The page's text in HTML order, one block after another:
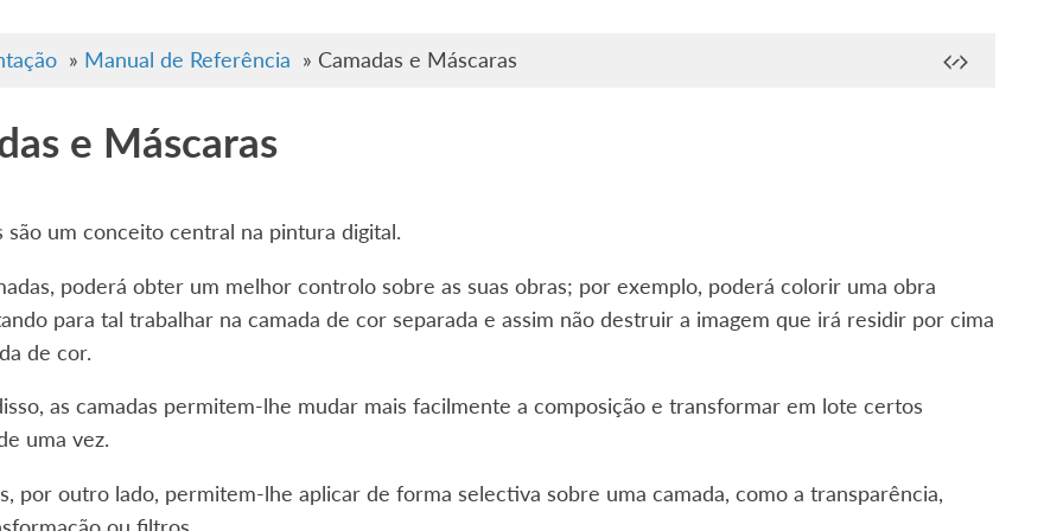
» Manual de Referência » Camadas e Máscaras
e Máscaras
são um conceito central na pintura digital.
poderá obter um melhor controlo sobre as suas obras; por exemplo, poderá colorir uma obra
para tal trabalhar na camada de cor separada e assim não destruir a imagem que irá residir por cima
de cor.
as camadas permitem-lhe mudar mais facilmente a composição e transformar em lote certos
uma vez.
por outro lado, permitem-lhe aplicar de forma selectiva sobre uma camada, como a transparência,